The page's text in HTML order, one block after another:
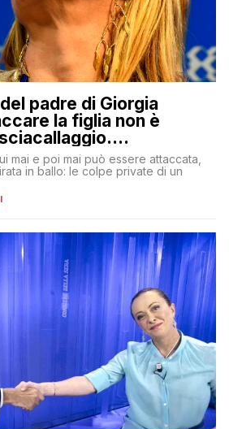
padre di Giorgia
la figlia non è
essere diversi
mai e poi mai può essere attaccata,
in ballo: le colpe private di un